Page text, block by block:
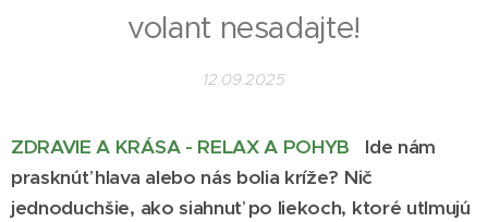
volant nesadajte!
12.09.2025
ZDRAVIE A KRÁSA - RELAX A POHYB
Ide nám
prasknúť hlava alebo nás bolia kríže? Nič
jednoduchšie, ako siahnuť po liekoch, ktoré utlmujú